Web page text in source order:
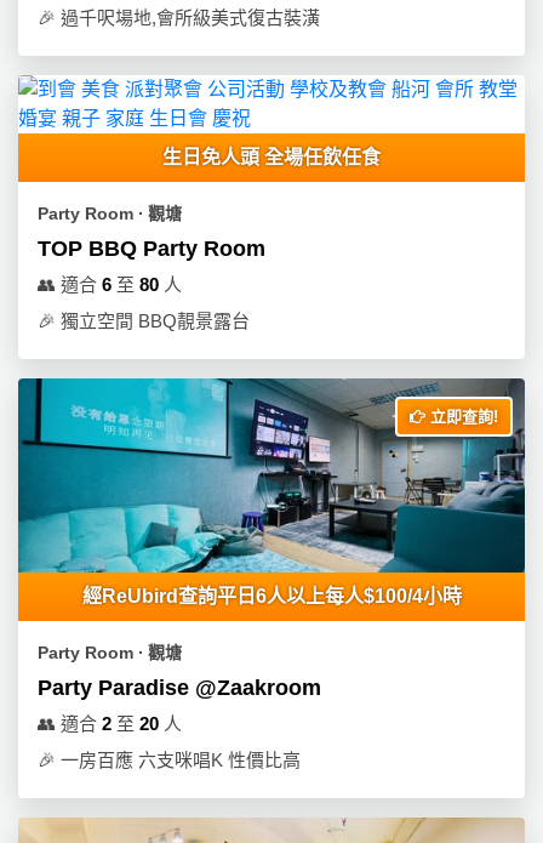
🎉 過千呎場地,會所級美式復古裝潢
生日免人頭 全場任飲任食
Party Room ∙ 觀塘
TOP BBQ Party Room
👥 適合 6 至 80 人
🎉 獨立空間 BBQ靚景露台
立即查詢!
經ReUbird查詢平日6人以上每人$100/4小時
Party Room ∙ 觀塘
Party Paradise @Zaakroom
👥 適合 2 至 20 人
🎉 一房百應 六支咪唱K 性價比高